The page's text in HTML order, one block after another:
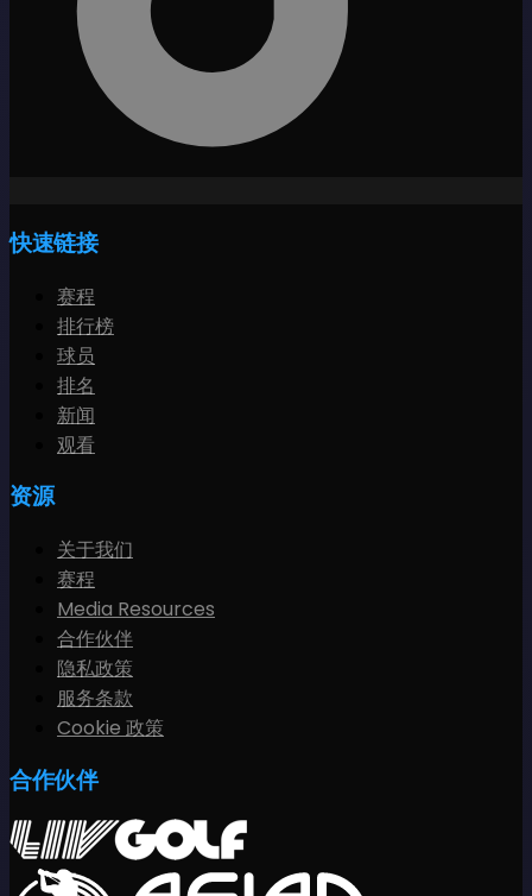
快速链接
赛程
排行榜
球员
排名
新闻
观看
资源
关于我们
赛程
Media Resources
合作伙伴
隐私政策
服务条款
Cookie 政策
合作伙伴